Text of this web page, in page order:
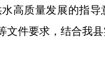
高质量发展的指
文件要求 ，结合我